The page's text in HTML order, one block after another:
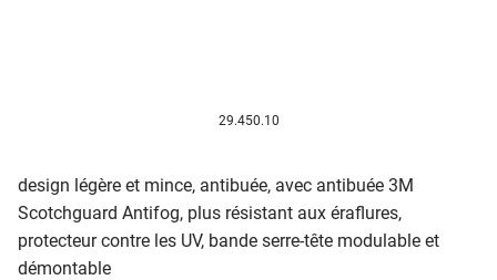
29.450.10
design légère et mince, antibuée, avec antibuée 3M
Scotchguard Antifog, plus résistant aux éraflures,
protecteur contre les UV, bande serre-tête modulable et
démontable